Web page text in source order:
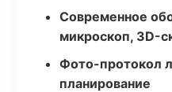
Современное
микроскоп, 3D-
Фото-протокол
планирование